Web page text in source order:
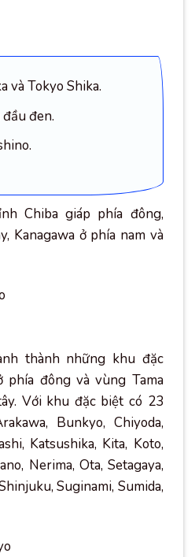
và Tokyo Shika.
đen.
Chiba giáp phía đông,
Kanagawa ở phía nam và
thành những khu đặc
đông và vùng Tama
Với khu đặc biệt có 23
Bunkyo, Chiyoda,
Katsushika, Kita, Koto,
Nerima, Ota, Setagaya,
Suginami, Sumida,